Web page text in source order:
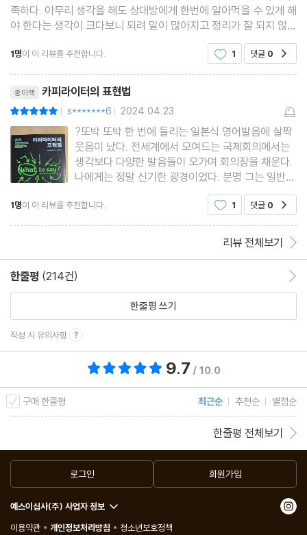
감정에 초점을 맞춘다
SNS를 활용해 표현력 업그레이드하기
표현력을 높이는 마지막 스텝
생각을 효과적으로 전달하는 방법
모든 일에 의식적으로 질문을 던진다
족하다. 아무리 생각을 해도 상대방에게 한번에 알아먹을 수 있게 해
야 한다는 생각이 크다보니 되려 말이 많아지고 정리가 잘 되지 않게
된다. 그래서 이 문제를 바로 잡고 일처리를 깔끔하게 해결할 수 있
는 방법이 담아진 자기계발서를 보게 되었다.
1명이 이 리뷰를 추천합니다. 1 댓글 0
종이책 카피라이터의 표현법
| s*******6 | 2024.04.23
?또박 또박 한 번에 들리는 일본식 영어발음에 살짝
웃음이 났다. 전세계에서 모여드는 국제회의에서는
생각보다 다양한 발음들이 오가며 회의장을 채운다.
나에게는 정말 신기한 광경이었다. 분명 그는 일반적
인 속도보다 훨씬 느린 영어로 천천히 자신이 해야
하는 말들을 옮겼다. 첫 시작은 그랬다. "당신들도 알
1명이 이 리뷰를 추천합니다. 1 댓글 0
리뷰 전체보기
한줄평 (214건)
한줄평 쓰기
작성 시 유의사항
9.7 / 10.0
구매 한줄평 최근순 추천순 별점순
한줄평 전체보기
로그인 회원가입
예스이십사(주) 사업자 정보
이용약관
개인정보처리방침 청소년보호정책